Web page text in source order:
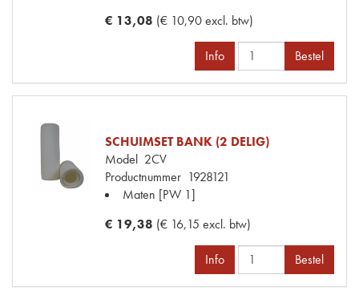
€ 13,08 (€ 10,90 excl. btw)
Info Bestel
SCHUIMSET BANK (2 DELIG)
Model 2CV
Productnummer 1928121
Maten [PW 1]
€ 19,38 (€ 16,15 excl. btw)
Info Bestel